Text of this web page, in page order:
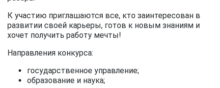
К участию приглашаются все, кто заинтересован в
развитии своей карьеры, готов к новым знаниям и
хочет получить работу мечты!
Направления конкурса:
государственное управление;
образование и наука;